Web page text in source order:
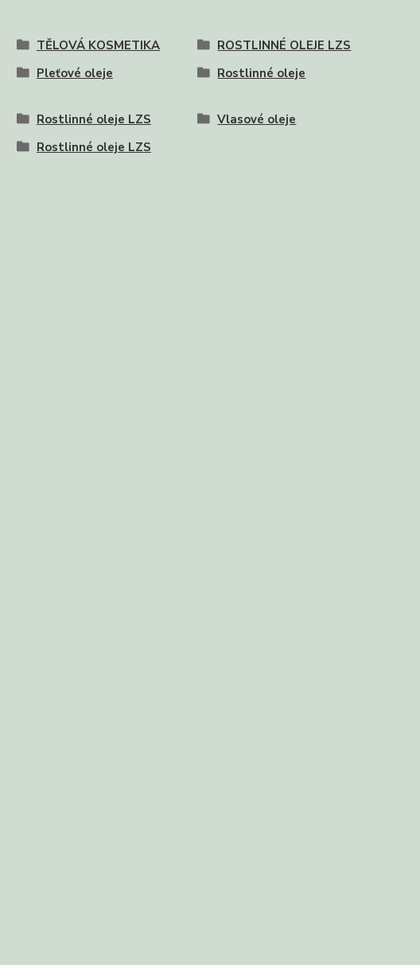
TĚLOVÁ KOSMETIKA
ROSTLINNÉ OLEJE LZS
Pleťové oleje Rostlinné oleje
Rostlinné oleje LZS
Vlasové oleje
Rostlinné oleje LZS